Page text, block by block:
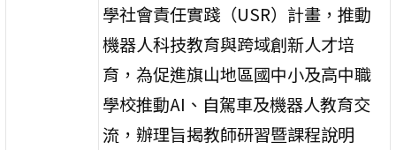
學社會責任實踐（USR）計畫，推動
機器人科技教育與跨域創新人才培
育，為促進旗山地區國中小及高中職
學校推動AI、自駕車及機器人教育交
流，辦理旨揭教師研習暨課程說明